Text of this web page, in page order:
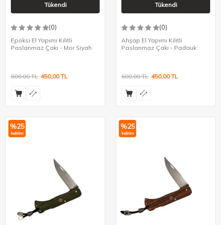
Tükendi
(0)
Epoksi El Yapımı Kilitli
Paslanmaz Çakı - Mor Siyah
600,00TL 450,00TL
Tükendi
(0)
Ahşap El Yapımı Kilitli
Paslanmaz Çakı - Padauk
600,00TL 450,00TL
%25
İndirim
%25
İndirim